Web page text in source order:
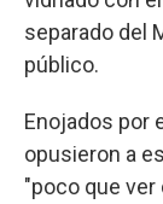
separado del
público.
Enojados por
opusieron a
"poco que ver